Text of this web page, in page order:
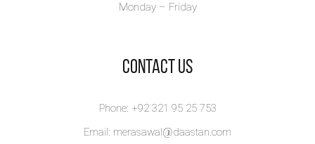
Monday – Friday
​Contact Us
Phone: +92 321 95 25 753
Email: merasawal@daastan.com